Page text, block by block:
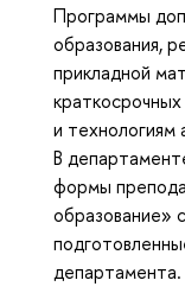
Программы
образования,
прикладной
и технологиям
В
формы
образование»
департамента.